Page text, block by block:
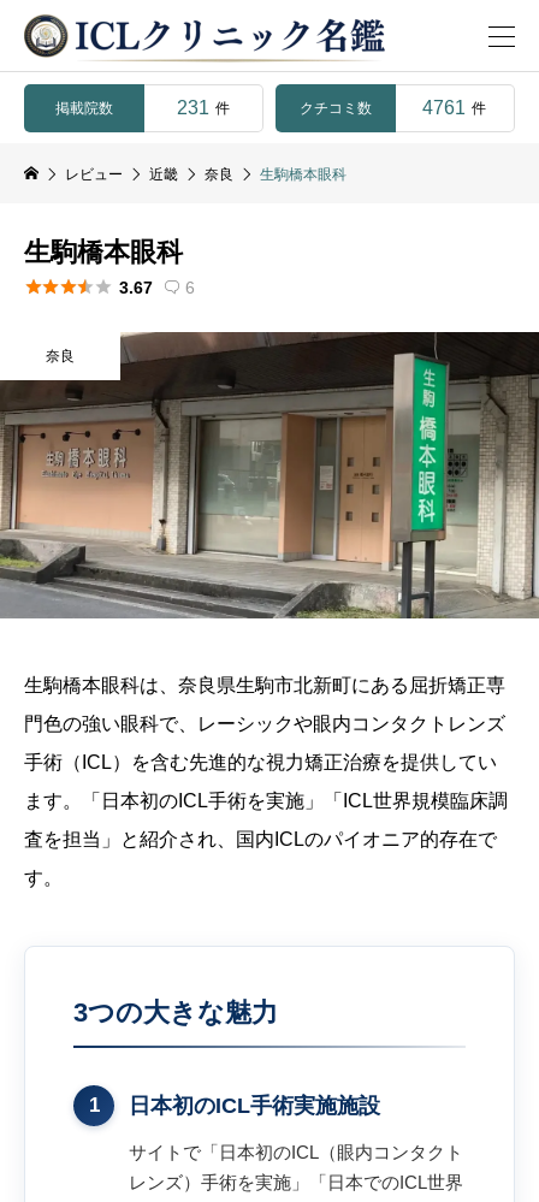
掲載院数 231 件 クチコミ数 4761 件
レビュー 近畿 奈良 生駒橋本眼科
生駒橋本眼科
 3.67  6
奈良
生駒橋本眼科は、奈良県生駒市北新町にある屈折矯正専
門色の強い眼科で、レーシックや眼内コンタクトレンズ
手術（ICL）を含む先進的な視力矯正治療を提供してい
ます。「日本初のICL手術を実施」「ICL世界規模臨床調
査を担当」と紹介され、国内ICLのパイオニア的存在で
す。
3つの大きな魅力
1 日本初のICL手術実施施設
サイトで「日本初のICL（眼内コンタクト
レンズ）手術を実施」「日本でのICL世界